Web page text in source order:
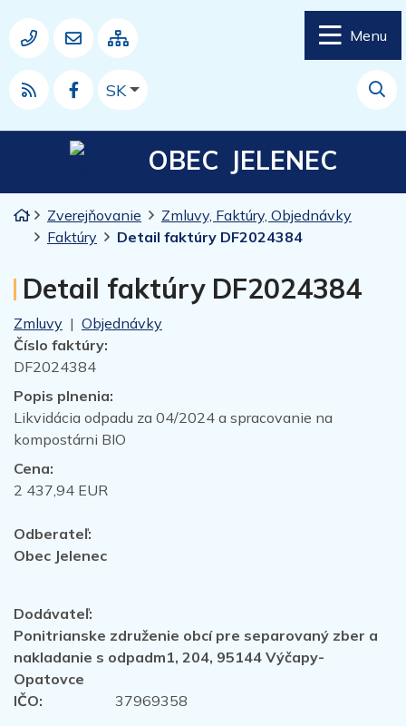
037 77 64 950
obec.jelenec@jelenec.sk
Mapa webu
RSS SKSlovensky
OBEC JELENEC
Menu
Úvodná stránka
Zverejňovanie
Zmluvy, Faktúry, Objednávky
Faktúry
Detail faktúry DF2024384
Detail faktúry DF2024384
Zmluvy | Objednávky
Číslo faktúry:
DF2024384
Popis plnenia:
Likvidácia odpadu za 04/2024 a spracovanie na
kompostárni BIO
Cena:
2 437,94 EUR
Odberateľ:
Obec Jelenec
Dodávateľ:
Ponitrianske združenie obcí pre separovaný zber a
nakladanie s odpadm1, 204, 95144 Výčapy-
Opatovce
IČO:
37969358